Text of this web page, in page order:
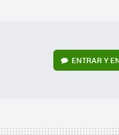
ENTRAR Y